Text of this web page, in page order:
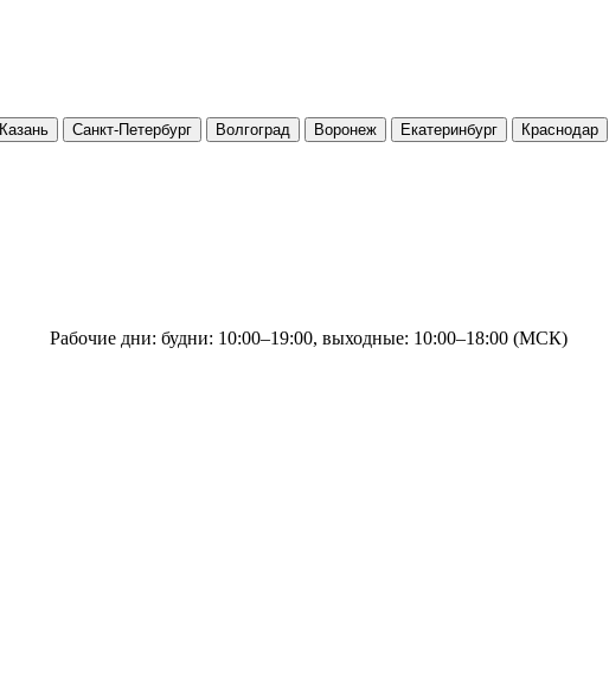
Казань Санкт-Петербург Волгоград Воронеж Екатеринбург Краснодар
Рабочие дни: будни: 10:00–19:00, выходные: 10:00–18:00 (МСК)